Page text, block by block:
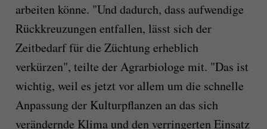
arbeiten könne. "Und dadurch, dass aufwendige
Rückkreuzungen entfallen, lässt sich der
Zeitbedarf für die Züchtung erheblich
verkürzen", teilte der Agrarbiologe mit. "Das ist
wichtig, weil es jetzt vor allem um die schnelle
Anpassung der Kulturpflanzen an das sich
verändernde Klima und den verringerten Einsatz